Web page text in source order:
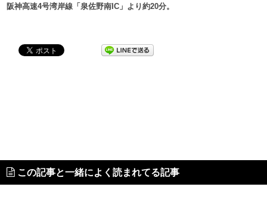
阪神高速4号湾岸線「泉佐野南IC」より約20分。
この記事と一緒によく読まれてる記事